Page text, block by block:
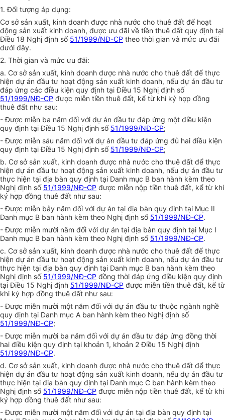
1. Đối tượng áp dụng:
Cơ sở sản xuất, kinh doanh được nhà nước cho thuê đất để hoạt
động sản xuất kinh doanh, được ưu đãi về tiền thuê đất quy định tại
Điều 18 Nghị định số 51/1999/NĐ-CP theo thời gian và mức ưu đãi
dưới đây.
2. Thời gian và mức ưu đãi:
a. Cơ sở sản xuất, kinh doanh được nhà nước cho thuê đất để thực
hiện dự án đầu tư hoạt động sản xuất kinh doanh, nếu dự án đầu tư
đáp ứng các điều kiện quy định tại Điều 15 Nghị định số
51/1999/NĐ-CP được miễn tiền thuê đất, kể từ khi ký hợp đồng
thuê đất như sau:
- Được miễn ba năm đối với dự án đầu tư đáp ứng một điều kiện
quy định tại Điều 15 Nghị định số 51/1999/NĐ-CP;
- Được miễn sáu năm đối với dự án đầu tư đáp ứng đủ hai điều kiện
quy định tại Điều 15 Nghị định số 51/1999/NĐ-CP;
b. Cơ sở sản xuất, kinh doanh được nhà nước cho thuê đất để thực
hiện dự án đầu tư hoạt động sản xuất kinh doanh, nếu dự án đầu tư
thực hiện tại địa bàn quy định tại Danh mục B ban hành kèm theo
Nghị định số 51/1999/NĐ-CP được miễn nộp tiền thuê đất, kể từ khi
ký hợp đồng thuê đất như sau:
- Được miễn bảy năm đối với dự án tại địa bàn quy định tại Mục II
Danh mục B ban hành kèm theo Nghị định số 51/1999/NĐ-CP.
- Được miễn mười năm đối với dự án tại địa bàn quy định tại Mục I
Danh mục B ban hành kèm theo Nghị định số 51/1999/NĐ-CP.
c. Cơ sở sản xuất, kinh doanh được nhà nước cho thuê đất để thực
hiện dự án đầu tư hoạt động sản xuất kinh doanh, nếu dự án đầu tư
thực hiện tại địa bàn quy định tại Danh mục B ban hành kèm theo
Nghị định số 51/1999/NĐ-CP đồng thời đáp ứng điều kiện quy định
tại Điều 15 Nghị định 51/1999/NĐ-CP được miễn tiền thuê đất, kể từ
khi ký hợp đồng thuê đất như sau:
- Được miễn mười một năm đối với dự án đầu tư thuộc ngành nghề
quy định tại Danh mục A ban hành kèm theo Nghị định số
51/1999/NĐ-CP;
- Được miễn mười ba năm đối với dự án đầu tư đáp ứng đồng thời
hai điều kiện quy định tại khoản 1, khoản 2 Điều 15 Nghị định
51/1999/NĐ-CP.
d. Cơ sở sản xuất, kinh doanh được nhà nước cho thuê đất để thực
hiện dự án đầu tư hoạt động sản xuất kinh doanh, nếu dự án đầu tư
thực hiện tại địa bàn quy định tại Danh mục C ban hành kèm theo
Nghị định số 51/1999/NĐ-CP được miễn nộp tiền thuê đất, kể từ khi
ký hợp đồng thuê đất như sau:
- Được miễn mười một năm đối với dự án tại địa bàn quy định tại